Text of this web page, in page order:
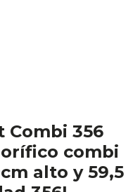
Combi 356
combi
alto y 59,5